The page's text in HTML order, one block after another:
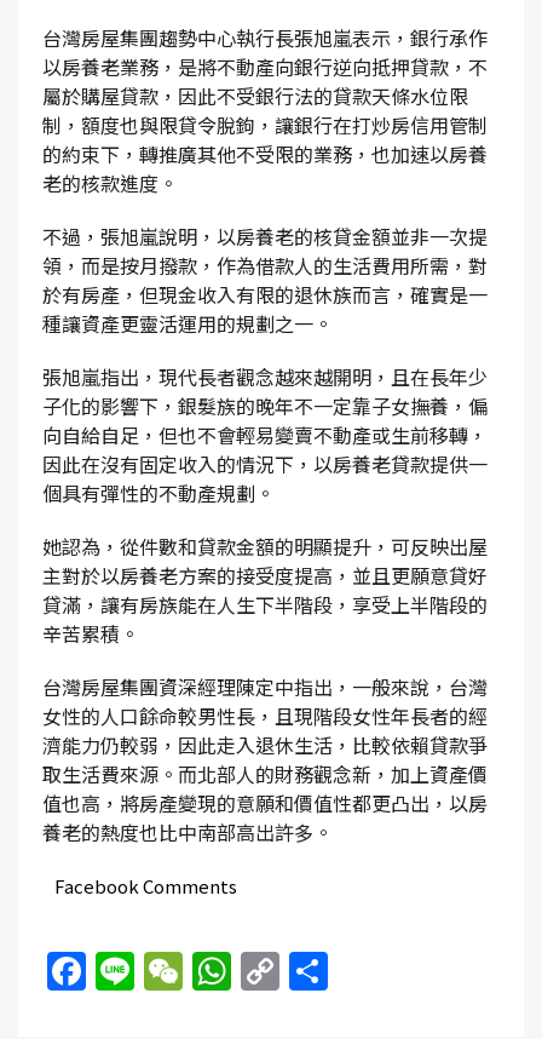
台灣房屋集團趨勢中心執行長張旭嵐表示，銀行承作
以房養老業務，是將不動產向銀行逆向抵押貸款，不
屬於購屋貸款，因此不受銀行法的貸款天條水位限
制，額度也與限貸令脫鉤，讓銀行在打炒房信用管制
的約束下，轉推廣其他不受限的業務，也加速以房養
老的核款進度。
不過，張旭嵐說明，以房養老的核貸金額並非一次提
領，而是按月撥款，作為借款人的生活費用所需，對
於有房產，但現金收入有限的退休族而言，確實是一
種讓資產更靈活運用的規劃之一。
張旭嵐指出，現代長者觀念越來越開明，且在長年少
子化的影響下，銀髮族的晚年不一定靠子女撫養，偏
向自給自足，但也不會輕易變賣不動產或生前移轉，
因此在沒有固定收入的情況下，以房養老貸款提供一
個具有彈性的不動產規劃。
她認為，從件數和貸款金額的明顯提升，可反映出屋
主對於以房養老方案的接受度提高，並且更願意貸好
貸滿，讓有房族能在人生下半階段，享受上半階段的
辛苦累積。
台灣房屋集團資深經理陳定中指出，一般來說，台灣
女性的人口餘命較男性長，且現階段女性年長者的經
濟能力仍較弱，因此走入退休生活，比較依賴貸款爭
取生活費來源。而北部人的財務觀念新，加上資產價
值也高，將房產變現的意願和價值性都更凸出，以房
養老的熱度也比中南部高出許多。
Facebook Comments
Facebook
LineWeChat
WhatsApp
Copy
Link